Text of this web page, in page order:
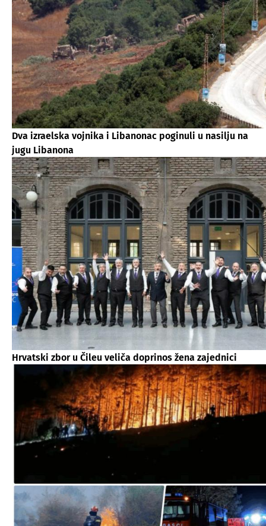
Dva izraelska vojnika i Libanonac poginuli u nasilju na
jugu Libanona
Hrvatski zbor u Čileu veliča doprinos žena zajednici